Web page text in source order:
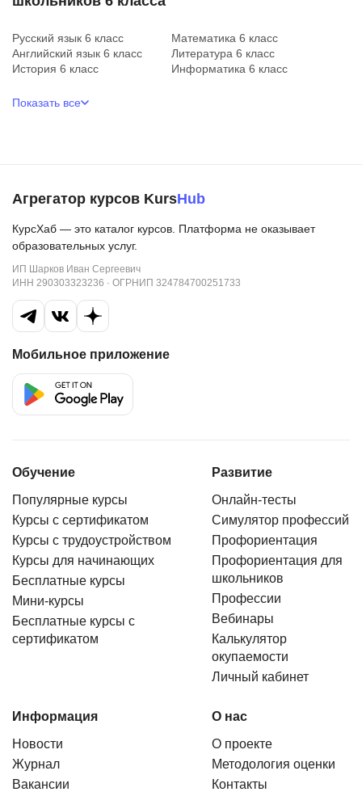
Русский язык 6 класс
Математика 6 класс
Английский язык 6 класс
Литература 6 класс
История 6 класс
Информатика 6 класс
Показать все
Агрегатор курсов KursHub
КурсХаб — это каталог курсов. Платформа не оказывает
образовательных услуг.
ИП Шарков Иван Сергеевич
ИНН 290303323236 · ОГРНИП 324784700251733
Мобильное приложение
Обучение
Популярные курсы
Курсы с сертификатом
Курсы с трудоустройством
Курсы для начинающих
Бесплатные курсы
Мини-курсы
Бесплатные курсы с
сертификатом
Развитие
Онлайн-тесты
Симулятор профессий
Профориентация
Профориентация для
школьников
Профессии
Вебинары
Калькулятор
окупаемости
Личный кабинет
Информация
Новости
Журнал
Вакансии
О нас
О проекте
Методология оценки
Контакты